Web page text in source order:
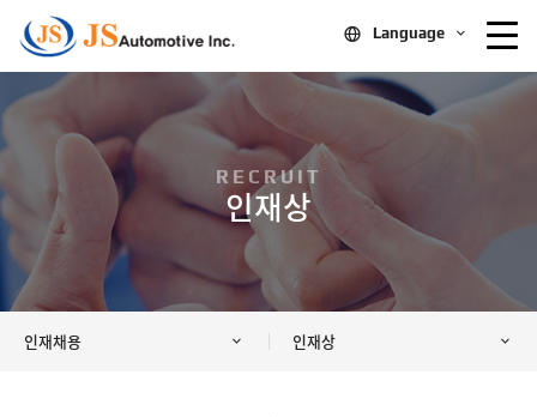
Language
RECRUIT
인재상
인재채용 인재상